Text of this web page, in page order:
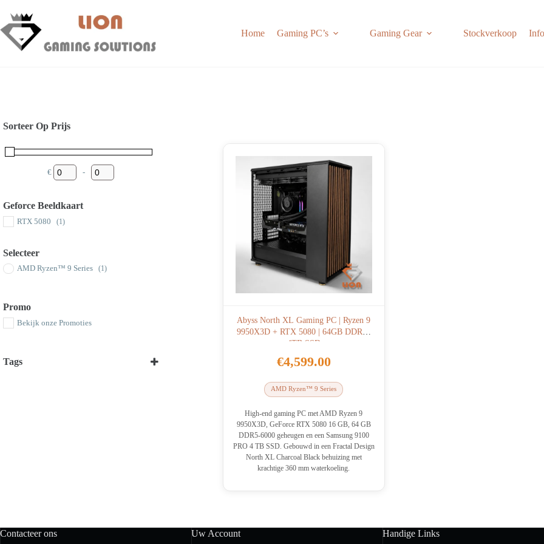
content
Home Gaming PC’s Gaming Gear Stockverkoop
Abyss North XL Gaming PC | Ryzen 9
9950X3D + RTX 5080 | 64GB DDR5 |
4TB SSD
€4,599.00
AMD Ryzen™ 9 Series
High-end gaming PC met AMD Ryzen 9
9950X3D, GeForce RTX 5080 16 GB, 64 GB
DDR5-6000 geheugen en een Samsung 9100
PRO 4 TB SSD. Gebouwd in een Fractal Design
North XL Charcoal Black behuizing met
krachtige 360 mm waterkoeling.
Sorteer Op Prijs
€ Minimum Price
-Maximum Price
Geforce Beeldkaart
RTX 5080 (1)
Selecteer
AMD Ryzen™ 9 Series (1)
Promo
Bekijk onze Promoties
Tags
Contacteer ons Uw Account Handige Links